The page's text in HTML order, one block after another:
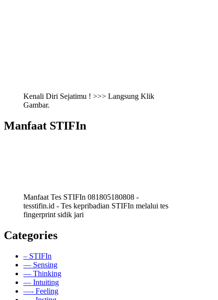
Kenali Diri Sejatimu ! >>> Langsung Klik
Gambar.
Manfaat STIFIn
Manfaat Tes STIFIn 081805180808 -
tesstifin.id - Tes kepribadian STIFIn melalui tes
fingerprint sidik jari
Categories
– STIFIn
— Sensing
— Thinking
— Intuiting
—- Feeling